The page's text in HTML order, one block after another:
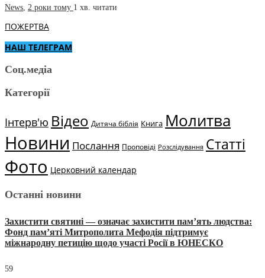
News 2 роки тому 1 хв. читати
ПОЖЕРТВА
НАШ ТЕЛЕГРАМ
Соц.медіа
Категорії
Інтерв'ю Відео Дитяча біблія Книга Молитва
Новини Послання Проповіді Розслідування Статті
Фото Церковний календар
Останні новини
Захистити святині — означає захистити пам’ять людства:
Фонд пам’яті Митрополита Мефодія підтримує
міжнародну петицію щодо участі Росії в ЮНЕСКО
59